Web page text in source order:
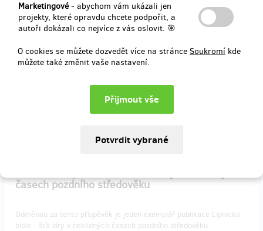
Marketingové- abychom vám ukázali jen
projekty, které opravdu chcete podpořit, a
autoři dokázali co nejvíce z vás oslovit. 🎯
O cookies se můžete dozvedět více na stránce Soukromí kde
můžete také změnit vaše nastavení.
Odměnou za tento příspěvek je kniha Jan Zrzavý a Bohuslav Martinů
vydaná spolkem Za záchranu rodného domu malíře Jana Zrzavého.
Odměnu doručíme poštou na adresu dárce. Poštovné je zahrnuto v
Doručení odměny: na poštovní adresu, do čtvrt roku po ukončení
projektu na Hithitu
540 Kč
časech pozdního středověku
Odměnou za tento příspěvěk je jeden exemplář publikace Lipnická
bible - štít víry v neklidných časech pozdního středověku.